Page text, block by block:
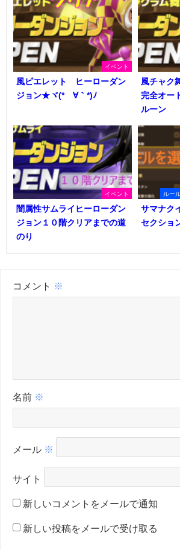
イベント
風ピエレット ヒーローダン
ジョン★ヾ(*´∀｀*)ﾉ
風チャク
完全オー
ルーン
イベント
闇属性サムライヒーローダン
ジョン１０階クリアまでの道
のり
ルー
サマナク
セクショ
コメント ※
名前 ※
メール ※
サイト
新しいコメントをメールで通知
新しい投稿をメールで受け取る